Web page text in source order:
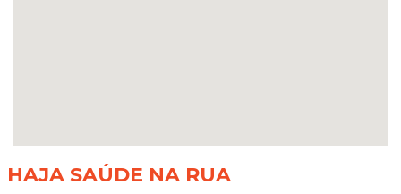
HAJA SAÚDE NA RUA